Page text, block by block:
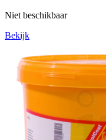
Niet beschikbaar
Bekijk